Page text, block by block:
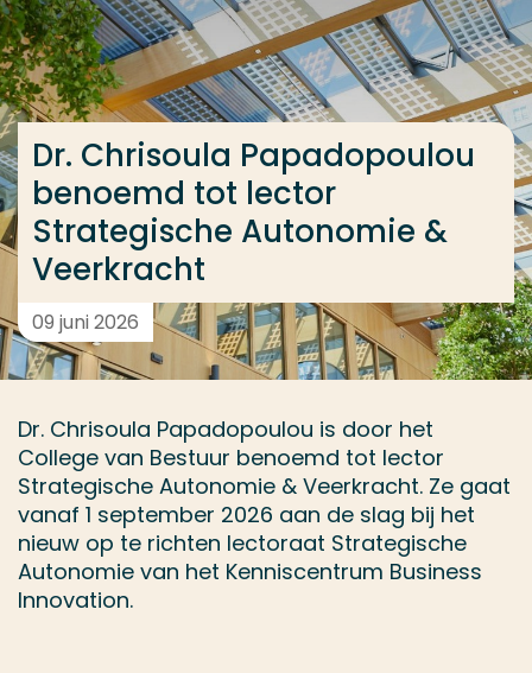
Ga direct naar de content
... > Dr. Chrisoula Papadopoulou benoemd tot
Dr. Chrisoula Papadopoulou
benoemd tot lector
Strategische Autonomie &
Veerkracht
09 juni 2026
Dr. Chrisoula Papadopoulou is door het
College van Bestuur benoemd tot lector
Strategische Autonomie & Veerkracht. Ze gaat
vanaf 1 september 2026 aan de slag bij het
nieuw op te richten lectoraat Strategische
Autonomie van het Kenniscentrum Business
Innovation.
Veel gezocht
Opleiding
Contact